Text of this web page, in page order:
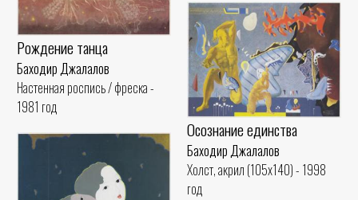
Рождение танца
Баходир Джалалов
Настенная роспись / фреска -
1981 год
Осознание единства
Баходир Джалалов
Холст, акрил (105x140) - 1998
год